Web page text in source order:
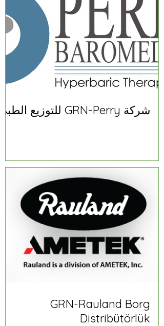
شركة GRN-Perry للتوزيع الطبي
GRN-Rauland Borg
Distribütörlük